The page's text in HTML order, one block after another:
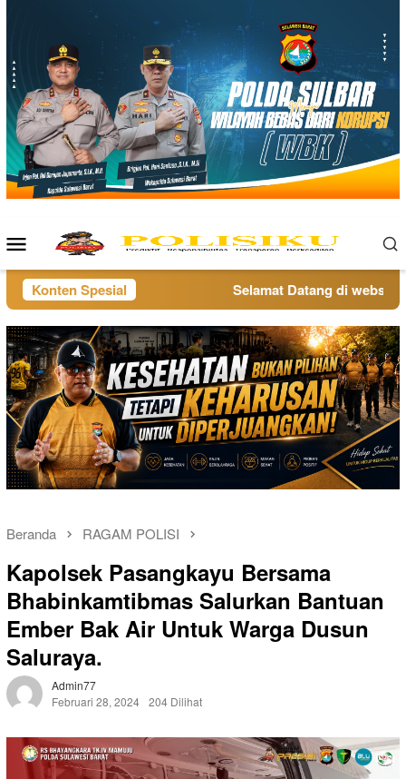
Menu
Mobile
Konten Spesial Selamat Datang di website
Beranda RAGAM POLISI
Kapolsek Pasangkayu Bersama
Bhabinkamtibmas Salurkan Bantuan
Ember Bak Air Untuk Warga Dusun
Saluraya.
Admin77
Februari 28, 2024 204 Dilihat